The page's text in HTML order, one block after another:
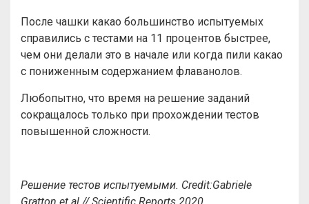
После чашки какао большинство испытуемых
справились с тестами на 11 процентов быстрее,
чем они делали это в начале или когда пили какао
с пониженным содержанием флаванолов.
Любопытно, что время на решение заданий
сокращалось только при прохождении тестов
повышенной сложности.
Решение тестов испытуемыми. Credit:Gabriele